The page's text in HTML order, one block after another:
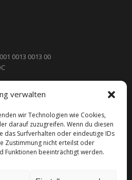
verwalten
wir Technologien wie Cookies,
darauf zuzugreifen. Wenn du diesen
das Surfverhalten oder eindeutige IDs
Zustimmung nicht erteilst oder
Funktionen beeinträchtigt werden.
0013 0013 00